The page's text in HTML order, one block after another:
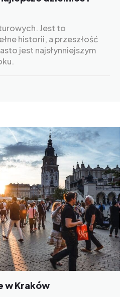
Jest to
historii, a przeszłość
jest najsłynniejszym
w Kraków